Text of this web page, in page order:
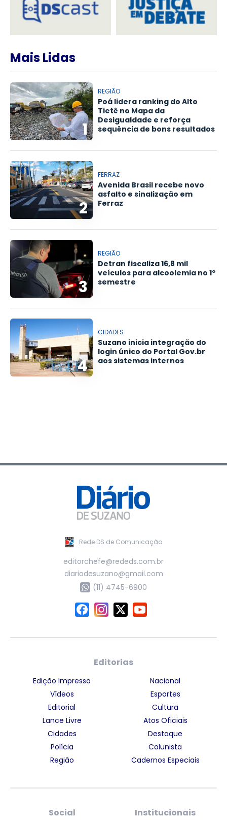
Mais Lidas
1
REGIÃO
Poá lidera ranking do Alto
Tietê no Mapa da
Desigualdade e reforça
sequência de bons resultados
2
FERRAZ
Avenida Brasil recebe novo
asfalto e sinalização em
Ferraz
3
REGIÃO
Detran fiscaliza 16,8 mil
veículos para alcoolemia no 1º
semestre
4
CIDADES
Suzano inicia integração do
login único do Portal Gov.br
aos sistemas internos
Rede DS de Comunicação
editorchefe@rededs.com.br
diariodesuzano@gmail.com
(11) 4745-6900
Editorias
Edição Impressa
Vídeos
Editorial
Lance Livre
Cidades
Polícia
Região
Nacional
Esportes
Cultura
Atos Oficiais
Destaque
Colunista
Cadernos Especiais
Social Institucionais